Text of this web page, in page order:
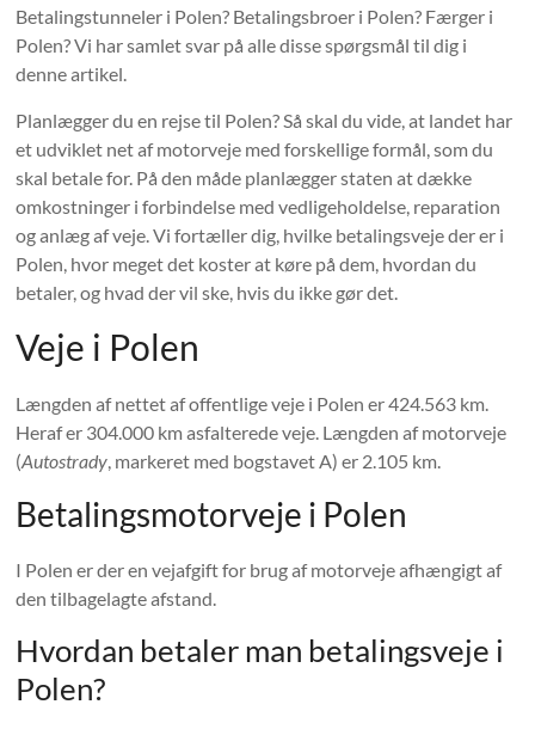
Betalingstunneler i Polen? Betalingsbroer i Polen? Færger i
Polen? Vi har samlet svar på alle disse spørgsmål til dig i
denne artikel.
Planlægger du en rejse til Polen? Så skal du vide, at landet har
et udviklet net af motorveje med forskellige formål, som du
skal betale for. På den måde planlægger staten at dække
omkostninger i forbindelse med vedligeholdelse, reparation
og anlæg af veje. Vi fortæller dig, hvilke betalingsveje der er i
Polen, hvor meget det koster at køre på dem, hvordan du
betaler, og hvad der vil ske, hvis du ikke gør det.
Veje i Polen
Længden af ​​nettet af offentlige veje i Polen er 424.563 km.
Heraf er 304.000 km asfalterede veje. Længden af ​​motorveje
(Autostrady, markeret med bogstavet A) er 2.105 km.
Betalingsmotorveje i Polen
I Polen er der en vejafgift for brug af motorveje afhængigt af
den tilbagelagte afstand.
Hvordan betaler man betalingsveje i
Polen?